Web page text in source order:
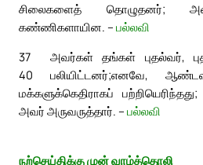
சிலைகளைத் தொழுதனர்;
கண்ணிகளாயின. – பல்லவி
37
அவர்கள் தங்கள் புதல்வர்,
பலியிட்டனர்;
40
எனவே,
மக்களுக்கெதிராகப்
அவர் அருவருத்தார். – பல்லவி
நற்செய்திக்கு முன் வாழ்த்தொலி